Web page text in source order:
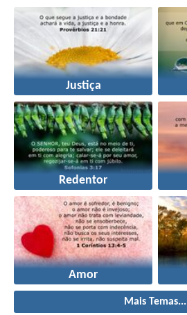
Justiça
Redentor
Amor
Mais Temas...